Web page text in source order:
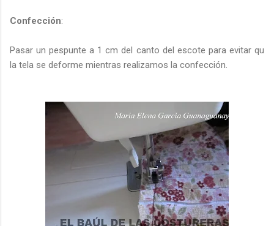
Confección:
Pasar un pespunte a 1 cm del canto del escote para evitar qu
la tela se deforme mientras realizamos la confección.